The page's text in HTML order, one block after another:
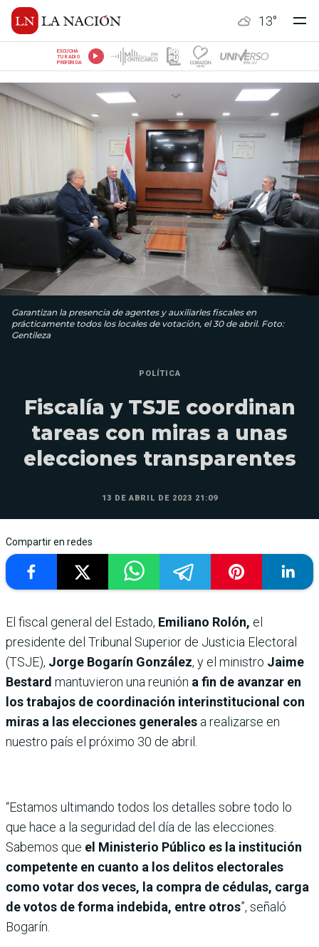
13°
ESCUCHÁ
TU RADIO
PREFERIDA
Garantizan la presencia de agentes y auxiliarles fiscales en
prácticamente todos los locales de votación, el 30 de abril. Foto:
Gentileza
POLÍTICA
Fiscalía y TSJE coordinan
tareas con miras a unas
elecciones transparentes
13 DE ABRIL DE 2023 21:09
Compartir en redes
El fiscal general del Estado, Emiliano Rolón, el
presidente del Tribunal Superior de Justicia Electoral
(TSJE), Jorge Bogarín González, y el ministro Jaime
Bestard mantuvieron una reunión a fin de avanzar en
los trabajos de coordinación interinstitucional con
miras a las elecciones generales a realizarse en
nuestro país el próximo 30 de abril.
“Estamos ultimando todos los detalles sobre todo lo
que hace a la seguridad del día de las elecciones.
Sabemos que el Ministerio Público es la institución
competente en cuanto a los delitos electorales
como votar dos veces, la compra de cédulas, carga
de votos de forma indebida, entre otros”, señaló
Bogarín.